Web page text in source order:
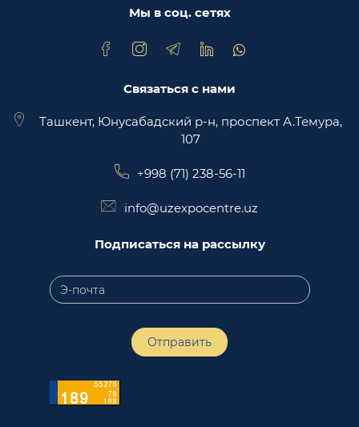
торговая площадка Trade Uzbekistan
Мы в соц. сетях
Связаться с нами
Ташкент, Юнусабадский р-н, проспект А.Темура,
107
+998 (71) 238-56-11
info@uzexpocentre.uz
Подписаться на рассылку
Отправить